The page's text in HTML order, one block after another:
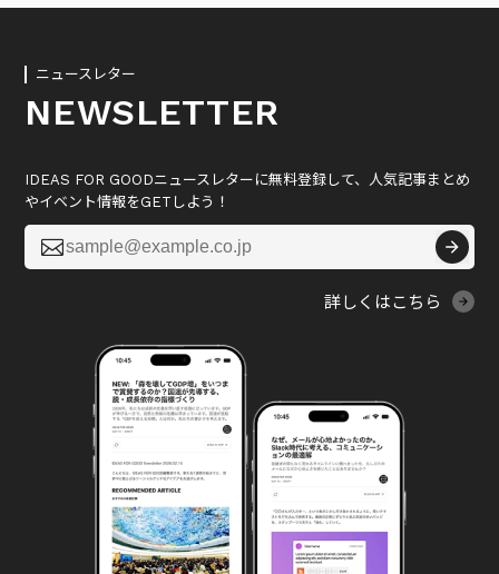
ニュースレター
NEWSLETTER
IDEAS FOR GOODニュースレターに無料登録して、人気記事まとめ
やイベント情報をGETしよう！

詳しくはこちら